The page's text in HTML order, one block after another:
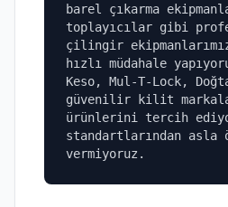
barel çıkarma
toplayıcılar gibi
çilingir
hızlı müdahale
Keso, Mul-T-Lock,
güvenilir kilit
ürünlerini tercih
standartlarından asla
vermiyoruz.